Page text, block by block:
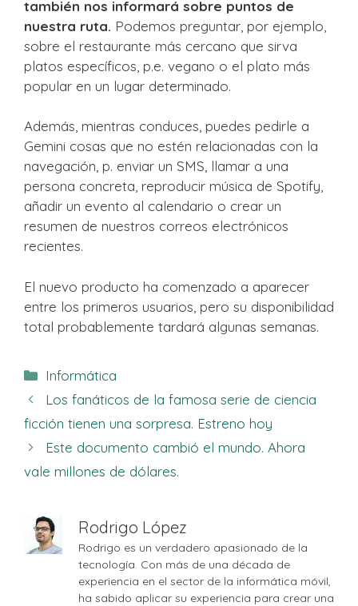
también nos informará sobre puntos de
nuestra ruta. Podemos preguntar, por ejemplo,
sobre el restaurante más cercano que sirva
platos específicos, p.e. vegano o el plato más
popular en un lugar determinado.
Además, mientras conduces, puedes pedirle a
Gemini cosas que no estén relacionadas con la
navegación, p. enviar un SMS, llamar a una
persona concreta, reproducir música de Spotify,
añadir un evento al calendario o crear un
resumen de nuestros correos electrónicos
recientes.
El nuevo producto ha comenzado a aparecer
entre los primeros usuarios, pero su disponibilidad
total probablemente tardará algunas semanas.
Categorías
Informática
Los fanáticos de la famosa serie de ciencia
ficción tienen una sorpresa. Estreno hoy
Este documento cambió el mundo. Ahora
vale millones de dólares.
Rodrigo López
Rodrigo es un verdadero apasionado de la
tecnología. Con más de una década de
experiencia en el sector de la informática móvil,
ha sabido aplicar su experiencia para crear una